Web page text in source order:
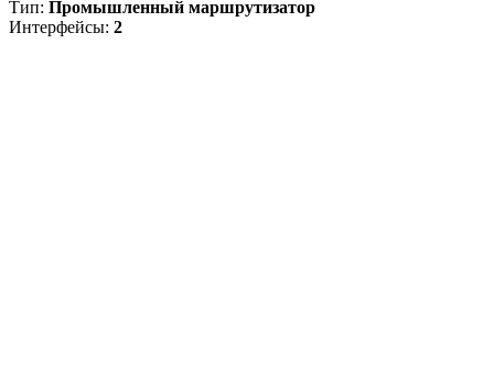
Тип: Промышленный маршрутизатор
Интерфейсы: 2